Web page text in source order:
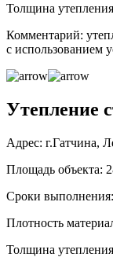
Толщина
Комментарий:
с использованием
Утепление
Адрес: г.Гатчина,
Площадь объекта:
Сроки
Плотность
Толщина